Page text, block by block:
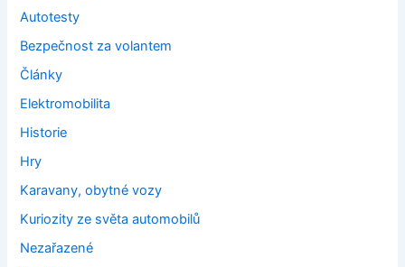
Autotesty
Bezpečnost za volantem
Články
Elektromobilita
Historie
Hry
Karavany, obytné vozy
Kuriozity ze světa automobilů
Nezařazené